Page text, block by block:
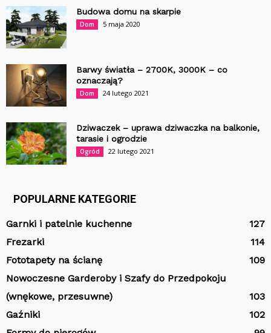
Budowa domu na skarpie
Dom 5 maja 2020
Barwy światła – 2700K, 3000K – co
oznaczają?
Dom 24 lutego 2021
Dziwaczek – uprawa dziwaczka na balkonie,
tarasie i ogrodzie
Ogród 22 lutego 2021
POPULARNE KATEGORIE
Garnki i patelnie kuchenne
127
Frezarki
114
Fototapety na ścianę
109
Nowoczesne Garderoby i Szafy do Przedpokoju
(wnękowe, przesuwne)
103
Gaźniki
102